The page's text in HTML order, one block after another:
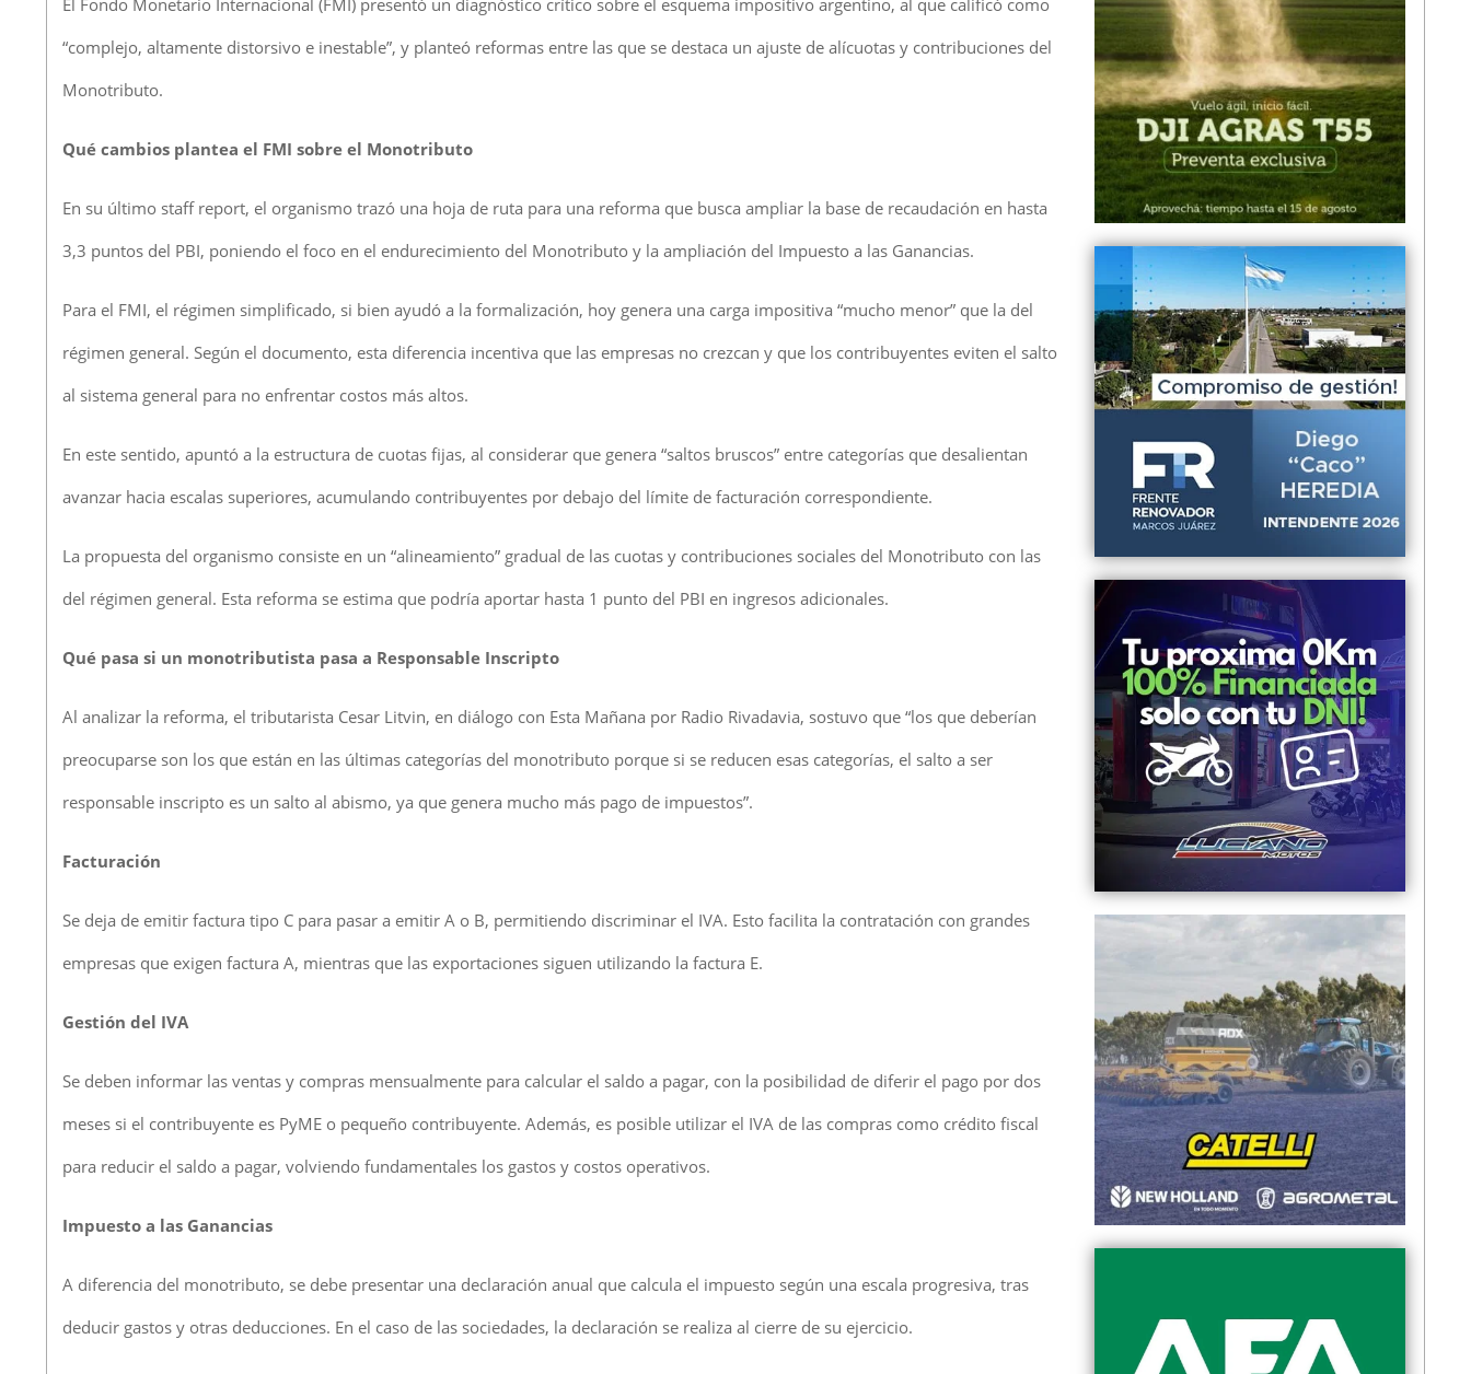
El Fondo Monetario Internacional (FMI) presentó un diagnóstico crítico sobre el esquema impositivo argentino, al que calificó como
“complejo, altamente distorsivo e inestable”, y planteó reformas entre las que se destaca un ajuste de alícuotas y contribuciones del
Monotributo.
Qué cambios plantea el FMI sobre el Monotributo
En su último staff report, el organismo trazó una hoja de ruta para una reforma que busca ampliar la base de recaudación en hasta
3,3 puntos del PBI, poniendo el foco en el endurecimiento del Monotributo y la ampliación del Impuesto a las Ganancias.
Para el FMI, el régimen simplificado, si bien ayudó a la formalización, hoy genera una carga impositiva “mucho menor” que la del
régimen general. Según el documento, esta diferencia incentiva que las empresas no crezcan y que los contribuyentes eviten el salto
al sistema general para no enfrentar costos más altos.
En este sentido, apuntó a la estructura de cuotas fijas, al considerar que genera “saltos bruscos” entre categorías que desalientan
avanzar hacia escalas superiores, acumulando contribuyentes por debajo del límite de facturación correspondiente.
La propuesta del organismo consiste en un “alineamiento” gradual de las cuotas y contribuciones sociales del Monotributo con las
del régimen general. Esta reforma se estima que podría aportar hasta 1 punto del PBI en ingresos adicionales.
Qué pasa si un monotributista pasa a Responsable Inscripto
Al analizar la reforma, el tributarista Cesar Litvin, en diálogo con Esta Mañana por Radio Rivadavia, sostuvo que “los que deberían
preocuparse son los que están en las últimas categorías del monotributo porque si se reducen esas categorías, el salto a ser
responsable inscripto es un salto al abismo, ya que genera mucho más pago de impuestos”.
Facturación
Se deja de emitir factura tipo C para pasar a emitir A o B, permitiendo discriminar el IVA. Esto facilita la contratación con grandes
empresas que exigen factura A, mientras que las exportaciones siguen utilizando la factura E.
Gestión del IVA
Se deben informar las ventas y compras mensualmente para calcular el saldo a pagar, con la posibilidad de diferir el pago por dos
meses si el contribuyente es PyME o pequeño contribuyente. Además, es posible utilizar el IVA de las compras como crédito fiscal
para reducir el saldo a pagar, volviendo fundamentales los gastos y costos operativos.
Impuesto a las Ganancias
A diferencia del monotributo, se debe presentar una declaración anual que calcula el impuesto según una escala progresiva, tras
deducir gastos y otras deducciones. En el caso de las sociedades, la declaración se realiza al cierre de su ejercicio.